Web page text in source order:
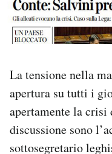
NEWSLETTER
CALENDARIO
La tensione nella
apertura su tutti i
apertamente la
discussione sono
sottosegretario